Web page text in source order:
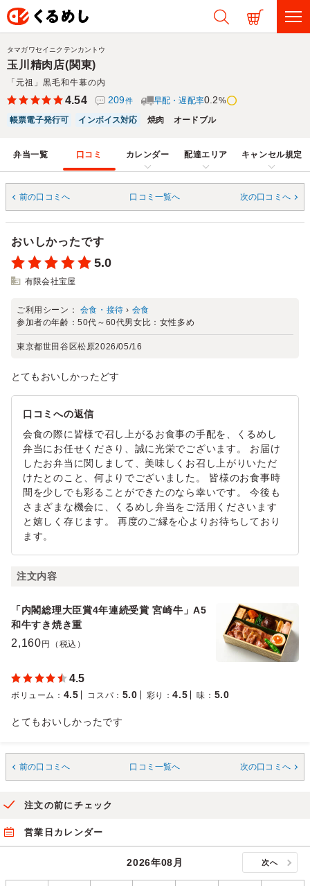
玉川精肉店(関東)
「元祖」黒毛和牛幕の内
タマガワセイニクテンカントウ
4.54 209件 早配・遅配率0.2%
帳票電子発行可
インボイス対応 焼肉 オードブル
弁当一覧 口コミ カレンダー 配達エリア キャンセル規定
前の口コミへ 口コミ一覧へ 次の口コミへ
おいしかったです
5.0
有限会社宝屋
ご利用シーン： 会食・接待 › 会食
参加者の年齢：50代～60代男女比： 女性多め
東京都世田谷区松原2026/05/16
とてもおいしかったどす
口コミへの返信
会食の際に皆様で召し上がるお食事の手配を、くるめし
弁当にお任せくださり、誠に光栄でございます。 お届け
したお弁当に関しまして、美味しくお召し上がりいただ
けたとのこと、何よりでございました。 皆様のお食事時
間を少しでも彩ることができたのなら幸いです。 今後も
さまざまな機会に、くるめし弁当をご活用くださいます
と嬉しく存じます。 再度のご縁を心よりお待ちしており
ます。
注文内容
「内閣総理大臣賞4年連続受賞 宮崎牛」A5
和牛すき焼き重
2,160 円（税込）
4.5
ボリューム ： 4.5 コスパ ： 5.0 彩り ：4.5 味 ： 5.0
とてもおいしかったです
前の口コミへ 口コミ一覧へ 次の口コミへ
注文の前にチェック
営業日カレンダー
2026年08月 次へ